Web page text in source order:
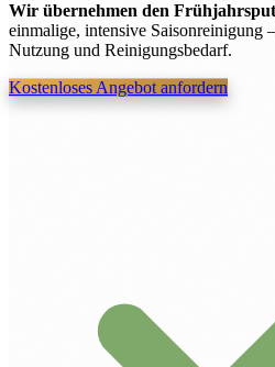
Wir übernehmen den
einmalige, intensive Saisonreinigung
Nutzung und Reinigungsbedarf.
Kostenloses Angebot anfordern